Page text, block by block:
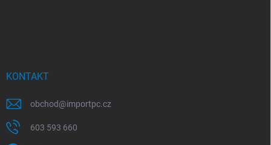
KONTAKT
obchod@importpc.cz
603 593 660